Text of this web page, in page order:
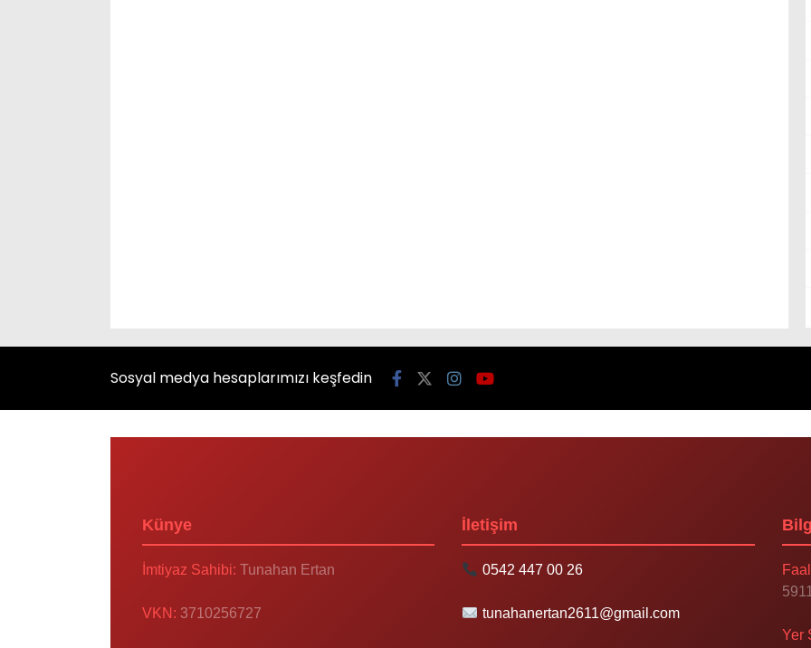
Sosyal medya hesaplarımızı keşfedin
Künye
İmtiyaz Sahibi: Tunahan Ertan
VKN: 3710256727
İletişim
0542 447 00 26
tunahanertan2611@gmail.com
Yer